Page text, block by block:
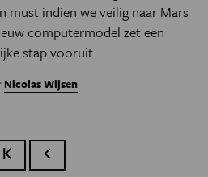
must indien we veilig naar Mars
computermodel zet een
stap vooruit.
Nicolas Wijsen
Eerste paginaVorige pagina